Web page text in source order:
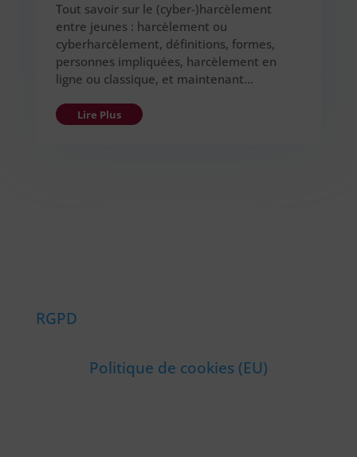
Tout savoir sur le (cyber-)harcèlement
entre jeunes : harcèlement ou
cyberharcèlement, définitions, formes,
personnes impliquées, harcèlement en
ligne ou classique, et maintenant…
Lire Plus
RGPD
Politique de cookies (EU)